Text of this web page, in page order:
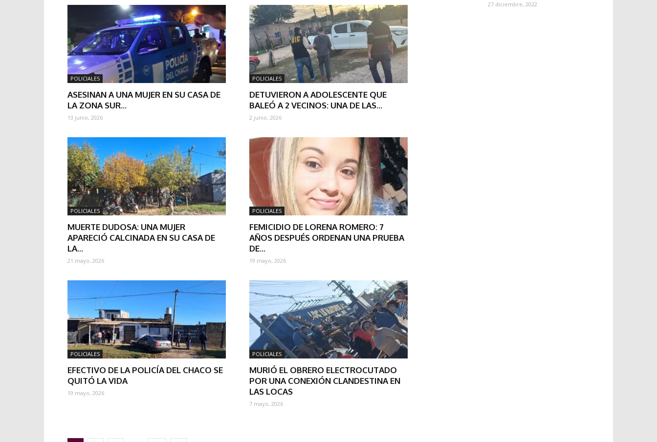
POLICIALES
ASESINAN A UNA MUJER EN SU CASA DE
LA ZONA SUR...
13 junio, 2026
POLICIALES
DETUVIERON A ADOLESCENTE QUE
BALEÓ A 2 VECINOS: UNA DE LAS...
2 junio, 2026
POLICIALES
MUERTE DUDOSA: UNA MUJER
APARECIÓ CALCINADA EN SU CASA DE
LA...
21 mayo, 2026
POLICIALES
FEMICIDIO DE LORENA ROMERO: 7
AÑOS DESPUÉS ORDENAN UNA PRUEBA
DE...
19 mayo, 2026
POLICIALES
EFECTIVO DE LA POLICÍA DEL CHACO SE
QUITÓ LA VIDA
19 mayo, 2026
POLICIALES
MURIÓ EL OBRERO ELECTROCUTADO
POR UNA CONEXIÓN CLANDESTINA EN
LAS LOCAS
7 mayo, 2026
27 diciembre, 2022